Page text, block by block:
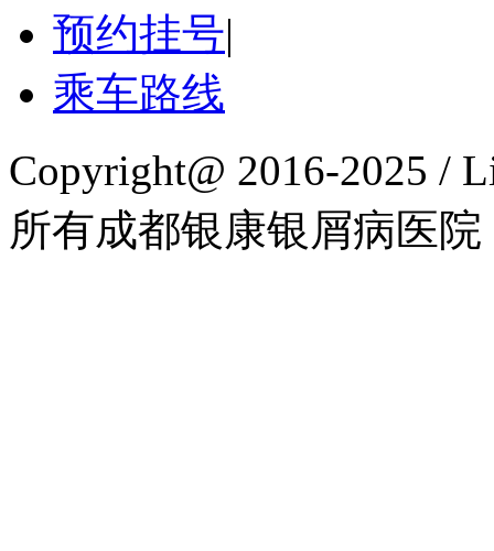
预约挂号|
乘车路线
Copyright@ 2016-2025 /
所有成都银康银屑病医院